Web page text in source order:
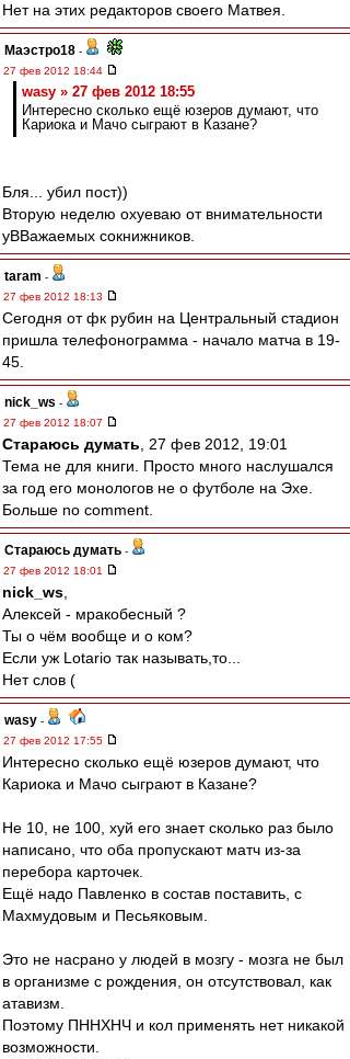
Нет на этих редакторов своего Матвея.
Маэстро18 -
27 фев 2012 18:44
wasy » 27 фев 2012 18:55
Интересно сколько ещё юзеров думают, что
Кариока и Мачо сыграют в Казане?
Бля... убил пост))
Вторую неделю охуеваю от внимательности
уВВажаемых сокнижников.
taram -
27 фев 2012 18:13
Сегодня от фк рубин на Центральный стадион
пришла телефонограмма - начало матча в 19-
45.
nick_ws -
27 фев 2012 18:07
Стараюсь думать , 27 фев 2012, 19:01
Тема не для книги. Просто много наслушался
за год его монологов не о футболе на Эхе.
Больше no comment.
Стараюсь думать -
27 фев 2012 18:01
nick_ws
Алексей - мракобесный ?
Ты о чём вообще и о ком?
Если уж Lotario так называть,то...
Нет слов (
wasy -
27 фев 2012 17:55
Интересно сколько ещё юзеров думают, что
Кариока и Мачо сыграют в Казане?
Не 10, не 100, хуй его знает сколько раз было
написано, что оба пропускают матч из-за
перебора карточек.
Ещё надо Павленко в состав поставить, с
Махмудовым и Песьяковым.
Это не насрано у людей в мозгу - мозга не был
в организме с рождения, он отсутствовал, как
атавизм.
Поэтому ПННХНЧ и кол применять нет никакой
возможности.